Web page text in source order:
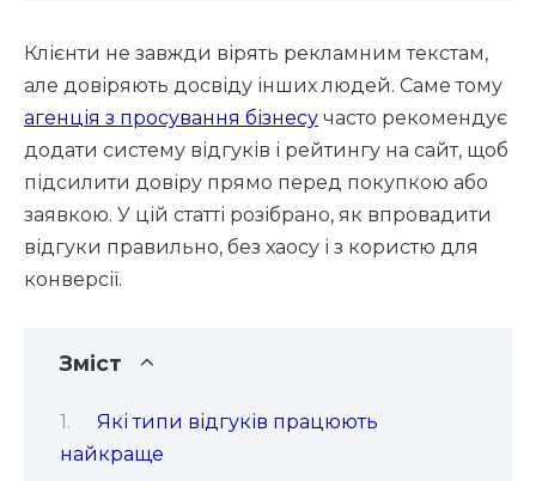
Клієнти не завжди вірять рекламним текстам,
але довіряють досвіду інших людей. Саме тому
агенція з просування бізнесу часто рекомендує
додати систему відгуків і рейтингу на сайт, щоб
підсилити довіру прямо перед покупкою або
заявкою. У цій статті розібрано, як впровадити
відгуки правильно, без хаосу і з користю для
конверсії.
Зміст
Які типи відгуків працюють
найкраще